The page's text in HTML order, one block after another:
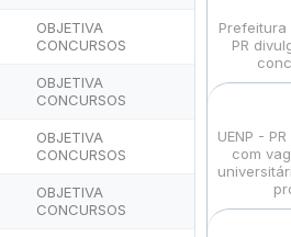
OBJETIVA
CONCURSOS
OBJETIVA
CONCURSOS
OBJETIVA
CONCURSOS
OBJETIVA
CONCURSOS
Prefeitura
PR
UENP -
com